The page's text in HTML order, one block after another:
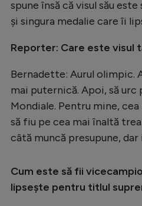
spune însă că visul său
și singura medalie care îi
Reporter: Care este visul
Bernadette: Aurul olimpic.
mai puternică. Apoi, să urc
Mondiale. Pentru mine,
să fiu pe cea mai înaltă
câtă muncă presupune,
Cum este să fii
lipsește pentru titlul